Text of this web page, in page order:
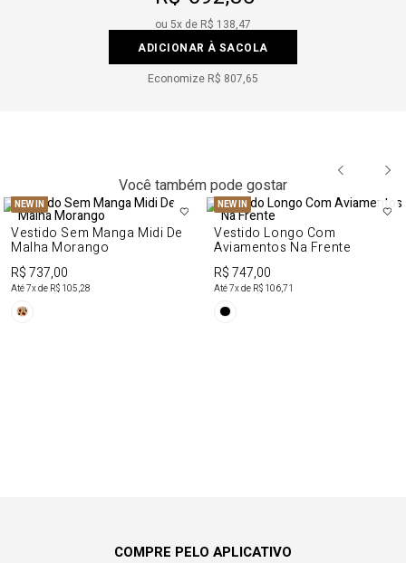
ou 5x de R$ 138,47
ADICIONAR À SACOLA
Economize R$ 807,65
Você também pode gostar
NEW IN
Vestido Sem Manga Midi De
Malha Morango
R$ 737,00
Até7x de R$ 105,28
NEW IN
Vestido Longo Com
Aviamentos Na Frente
R$ 747,00
Até7x de R$ 106,71
COMPRE PELO APLICATIVO